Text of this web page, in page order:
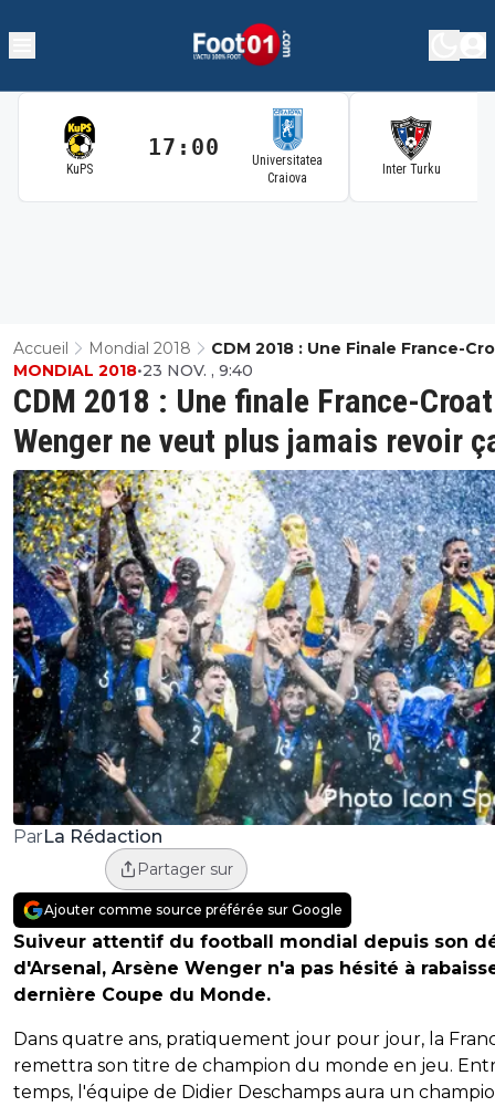
KuPS
17:00
Universitatea
Craiova
Inter Turku
Accueil Mondial 2018
CDM 2018 : Une Finale France-
Wenger Ne Veut Plus Jamais
CDM 2018 : Une finale France-
Wenger ne veut plus jamais revoir
MONDIAL 2018•23 NOV. , 9:40
ParLa Rédaction
Partager sur
Ajouter comme source préférée sur Google
Suiveur attentif du football mondial depuis son
d'Arsenal, Arsène Wenger n'a pas hésité à
dernière Coupe du Monde.
Dans quatre ans, pratiquement jour pour jour, la
remettra son titre de champion du monde en jeu.
temps, l'équipe de Didier Deschamps aura un